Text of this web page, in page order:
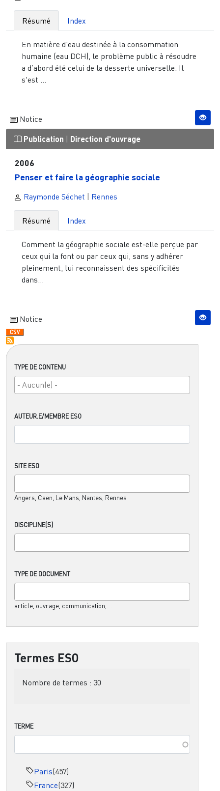
TYPE DE CONTENU
AUTEUR.E/MEMBRE ESO
SITE ESO
Angers, Caen, Le Mans, Nantes, Rennes
DISCIPLINE(S)
TYPE DE DOCUMENT
article, ouvrage, communication,....
Termes ESO
Nombre de termes : 30
TERME
Paris(457)
France(327)
Résumé Index
En matière d'eau destinée à la consommation
humaine (eau DCH), le problème public à résoudre
a d’abord été celui de la desserte universelle. Il
s'est ...
Notice
Publication | Direction d'ouvrage
2006
Penser et faire la géographie sociale
Raymonde Séchet Rennes
Résumé Index
Comment la géographie sociale est-elle perçue par
ceux qui la font ou par ceux qui, sans y adhérer
pleinement, lui reconnaissent des spécificités
dans...
Notice